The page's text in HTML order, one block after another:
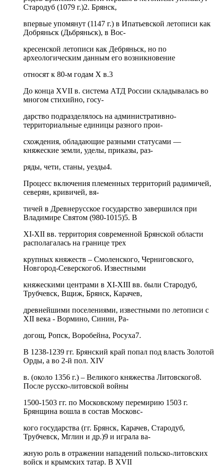
Стародуб (1079 г.)2. Брянск,
впервые упомянут (1147 г.) в Ипатьевской летописи как
Добряньск (Дьбряньск), в Вос-
кресенской летописи как Дебряньск, но по
археологическим данным его возникновение
относят к 80-м годам X в.3
До конца XVII в. система АТД России складывалась во
многом стихийно, госу-
дарство подразделялось на административно-
территориальные единицы разного прои-
схождения, обладающие разными статусами —
княжеские земли, уделы, приказы, раз-
ряды, чети, станы, уезды4.
Процесс включения племенных территорий радимичей,
северян, кривичей, вя-
тичей в Древнерусское государство завершился при
Владимире Святом (980-1015)5. В
XI-XII вв. территория современной Брянской области
располагалась на границе трех
крупных княжеств – Смоленского, Черниговского,
Новгород-Северского6. Известными
княжескими центрами в XI-XIII вв. были Стародуб,
Трубчевск, Вщиж, Брянск, Карачев,
древнейшими поселениями, известными по летописи с
XII века - Вормино, Синин, Ра-
догощ, Ропск, Воробейна, Росуха7.
В 1238-1239 гг. Брянский край попал под власть Золотой
Орды, а во 2-й пол. XIV
в. (около 1356 г.) – Великого княжества Литовского8.
После русско-литовской войны
1500-1503 гг. по Московскому перемирию 1503 г.
Брянщина вошла в состав Московс-
кого государства (гг. Брянск, Карачев, Стародуб,
Трубчевск, Мглин и др.)9 и играла ва-
жную роль в отражении нападений польско-литовских
войск и крымских татар. В XVII